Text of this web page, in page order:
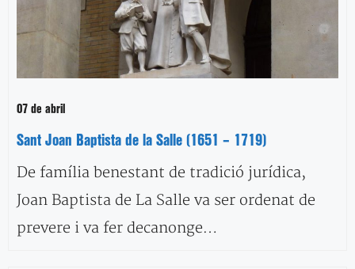
07 de abril
Sant Joan Baptista de la Salle (1651 – 1719)
De família benestant de tradició jurídica,
Joan Baptista de La Salle va ser ordenat de
prevere i va fer decanonge…